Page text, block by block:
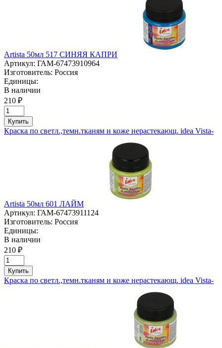
Artista 50мл 517 СИНЯЯ КАПРИ
Артикул: ГАМ-67473910964
Изготовитель: Россия
Единицы:
В наличии
210 ₽
Купить
Краска по светл.,темн.тканям и коже нерастекающ. idea Vista-
Artista 50мл 601 ЛАЙМ
Артикул: ГАМ-67473911124
Изготовитель: Россия
Единицы:
В наличии
210 ₽
Купить
Краска по светл.,темн.тканям и коже нерастекающ. idea Vista-